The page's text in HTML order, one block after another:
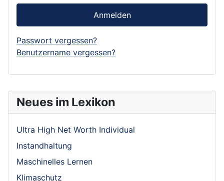
Neues im Lexikon
Ultra High Net Worth Individual
Instandhaltung
Maschinelles Lernen
Klimaschutz
Anmelden
Passwort vergessen?
Benutzername vergessen?